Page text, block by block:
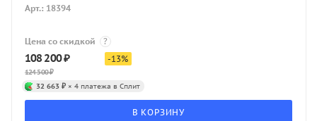
Арт.: 18394
Цена со скидкой ?
108 200₽
124 500₽
-13%
32 663 ₽ × 4 платежа в Сплит
В КОРЗИНУ